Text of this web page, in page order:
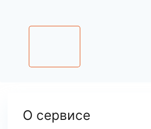
О сервисе